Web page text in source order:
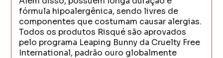
fórmula hipoalergênica, sendo livres de
componentes que costumam causar alergias.
Todos os produtos Risqué são aprovados
pelo programa Leaping Bunny da Cruelty Free
International, padrão ouro globalmente